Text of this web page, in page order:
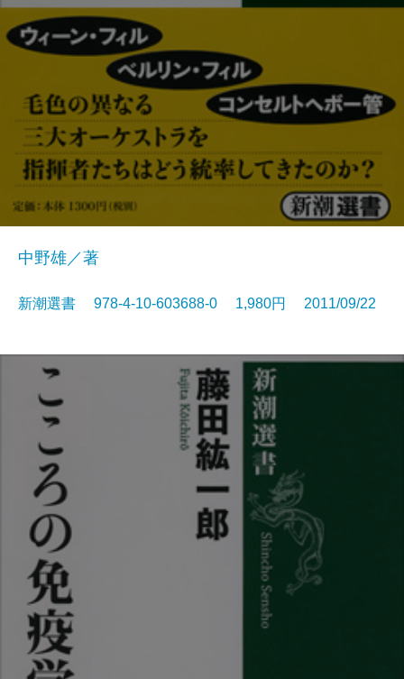
中野雄／著
新潮選書 978-4-10-603688-0 1,980円 2011/09/22